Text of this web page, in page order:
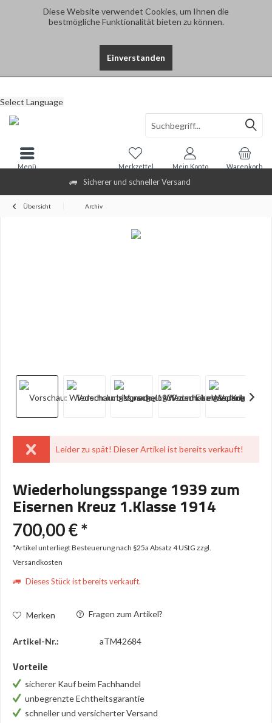
Diese Website verwendet Cookies, um Ihnen die
bestmögliche Funktionalität bieten zu können.
Einverstanden
Sicherer und schneller Versand
Select Language
Warenkorb
Merkzettel Mein Konto
Menü
Übersicht Archiv
Leider zu spät! Dieser Artikel ist bereits verkauft!
Wiederholungsspange 1939 zum
Eisernen Kreuz 1.Klasse 1914
700,00 € *
*Artikel unterliegt Besteuerung nach §25a Absatz 4 UStG zzgl.
Versandkosten
Dieses Stück ist bereits verkauft.
Merken Fragen zum Artikel?
Artikel-Nr.: aTM42684
Vorteile
sicherer Kauf beim Fachhandel
unbegrenzte Echtheitsgarantie
schneller und versicherter Versand